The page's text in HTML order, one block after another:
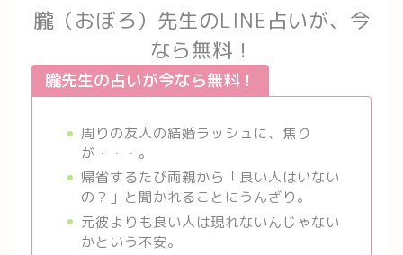
朧（おぼろ）先生のLINE占いが、今
なら無料！
朧先生の占いが今なら無料！
周りの友人の結婚ラッシュに、焦り
が・・・。
帰省するたび両親から「良い人はいない
の？」と聞かれることにうんざり。
元彼よりも良い人は現れないんじゃない
かという不安。